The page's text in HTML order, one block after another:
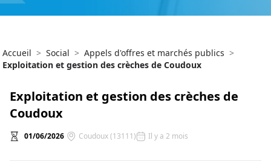
Accueil > Social > Appels d'offres et marchés publics >
Exploitation et gestion des crèches de Coudoux
Exploitation et gestion des crèches de
Coudoux
01/06/2026 Coudoux (13111) Il y a 2 mois